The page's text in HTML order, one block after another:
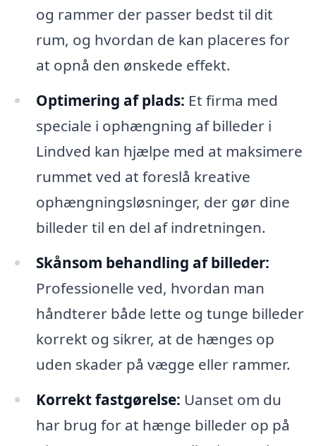
og rammer der passer bedst til dit
rum, og hvordan de kan placeres for
at opnå den ønskede effekt.
Optimering af plads: Et firma med
speciale i ophængning af billeder i
Lindved kan hjælpe med at maksimere
rummet ved at foreslå kreative
ophængningsløsninger, der gør dine
billeder til en del af indretningen.
Skånsom behandling af billeder:
Professionelle ved, hvordan man
håndterer både lette og tunge billeder
korrekt og sikrer, at de hænges op
uden skader på vægge eller rammer.
Korrekt fastgørelse: Uanset om du
har brug for at hænge billeder op på